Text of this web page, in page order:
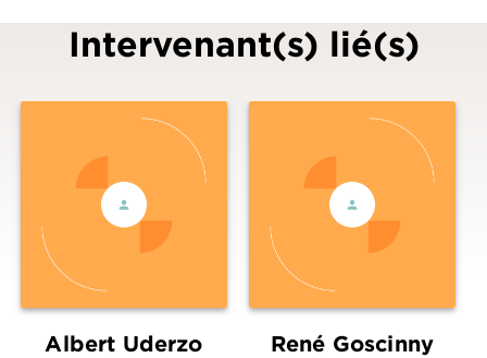
Intervenant(s) lié(s)
Albert Uderzo René Goscinny